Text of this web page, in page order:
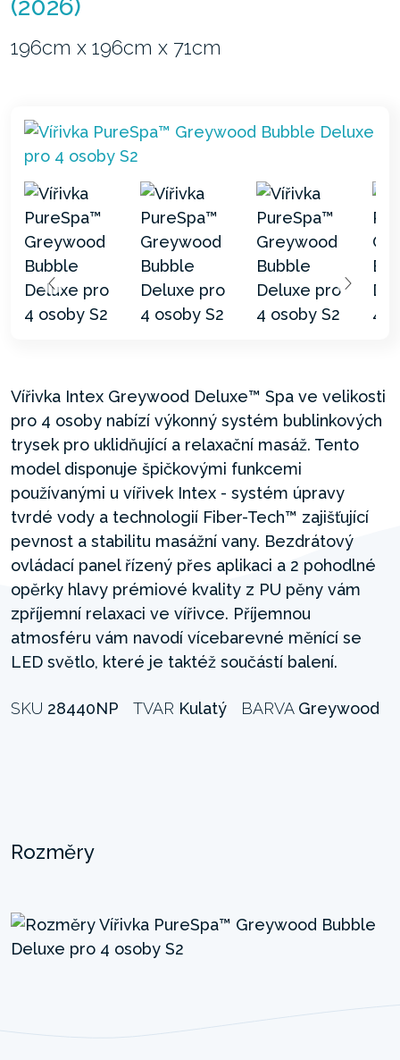
(2026)
196cm x 196cm x 71cm
Vířivka Intex Greywood Deluxe™ Spa ve velikosti
pro 4 osoby nabízí výkonný systém bublinkových
trysek pro uklidňující a relaxační masáž. Tento
model disponuje špičkovými funkcemi
používanými u vířivek Intex - systém úpravy
tvrdé vody a technologií Fiber-Tech™ zajišťující
pevnost a stabilitu masážní vany. Bezdrátový
ovládací panel řízený přes aplikaci a 2 pohodlné
opěrky hlavy prémiové kvality z PU pěny vám
zpříjemní relaxaci ve vířivce. Příjemnou
atmosféru vám navodí vícebarevné měnící se
LED světlo, které je taktéž součástí balení.
SKU 28440NP TVAR Kulatý BARVA Greywood
Rozměry